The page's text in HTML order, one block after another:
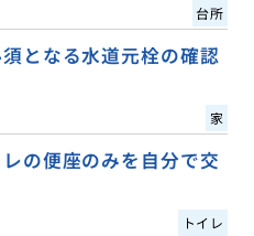
台所
となる水道元栓の確認
家
の便座のみを自分で交
トイレ